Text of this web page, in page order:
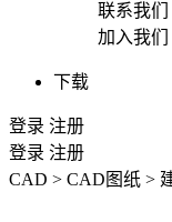
联系我们
加入我们
下载
登录 注册
登录 注册
CAD > CAD图纸 >